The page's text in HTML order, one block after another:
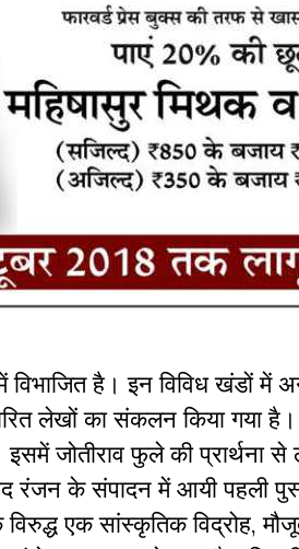
विभाजित है। इन विविध खंडों
लेखों का संकलन किया गया है।
जोतीराव फुले की प्रार्थना
रंजन के संपादन में आयी पहली
विरुद्ध एक सांस्कृतिक विद्रोह,